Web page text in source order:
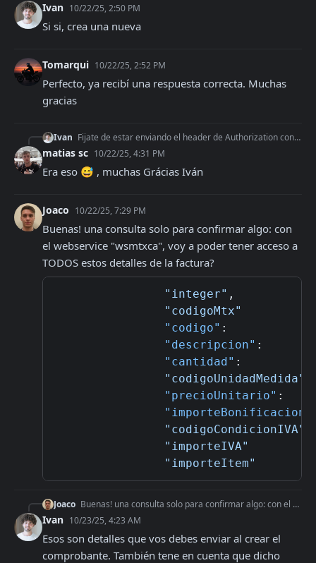
Ivan 10/22/25, 2:50 PM
Si si, crea una nueva
Tomarqui 10/22/25, 2:52 PM
Perfecto, ya recibí una respuesta correcta. Muchas
gracias
Ivan Fijate de estar enviando el header de Authorization con tu access_token de AfipSDK cuando generas el PDF
matias sc 10/22/25, 4:31 PM
Era eso 😅 , muchas Grácias Iván
Joaco 10/22/25, 7:29 PM
Buenas! una consulta solo para confirmar algo: con
el webservice "wsmtxca", voy a poder tener acceso a
TODOS estos detalles de la factura?
"integer" ,
"codigoMtx"
"codigo" :
"descripcion" :
"cantidad" :
"codigoUnidadMedida"
"precioUnitario" :
"importeBonificacion"
"codigoCondicionIVA"
"importeIVA"
"importeItem"
Joaco Buenas! una consulta solo para confirmar algo: con el webservice "wsmtxca", voy a poder tener acceso a TODOS estos detalles de la factura?
Ivan 10/23/25, 4:23 AM
Esos son detalles que vos debes enviar al crear el
comprobante. También tene en cuenta que dicho